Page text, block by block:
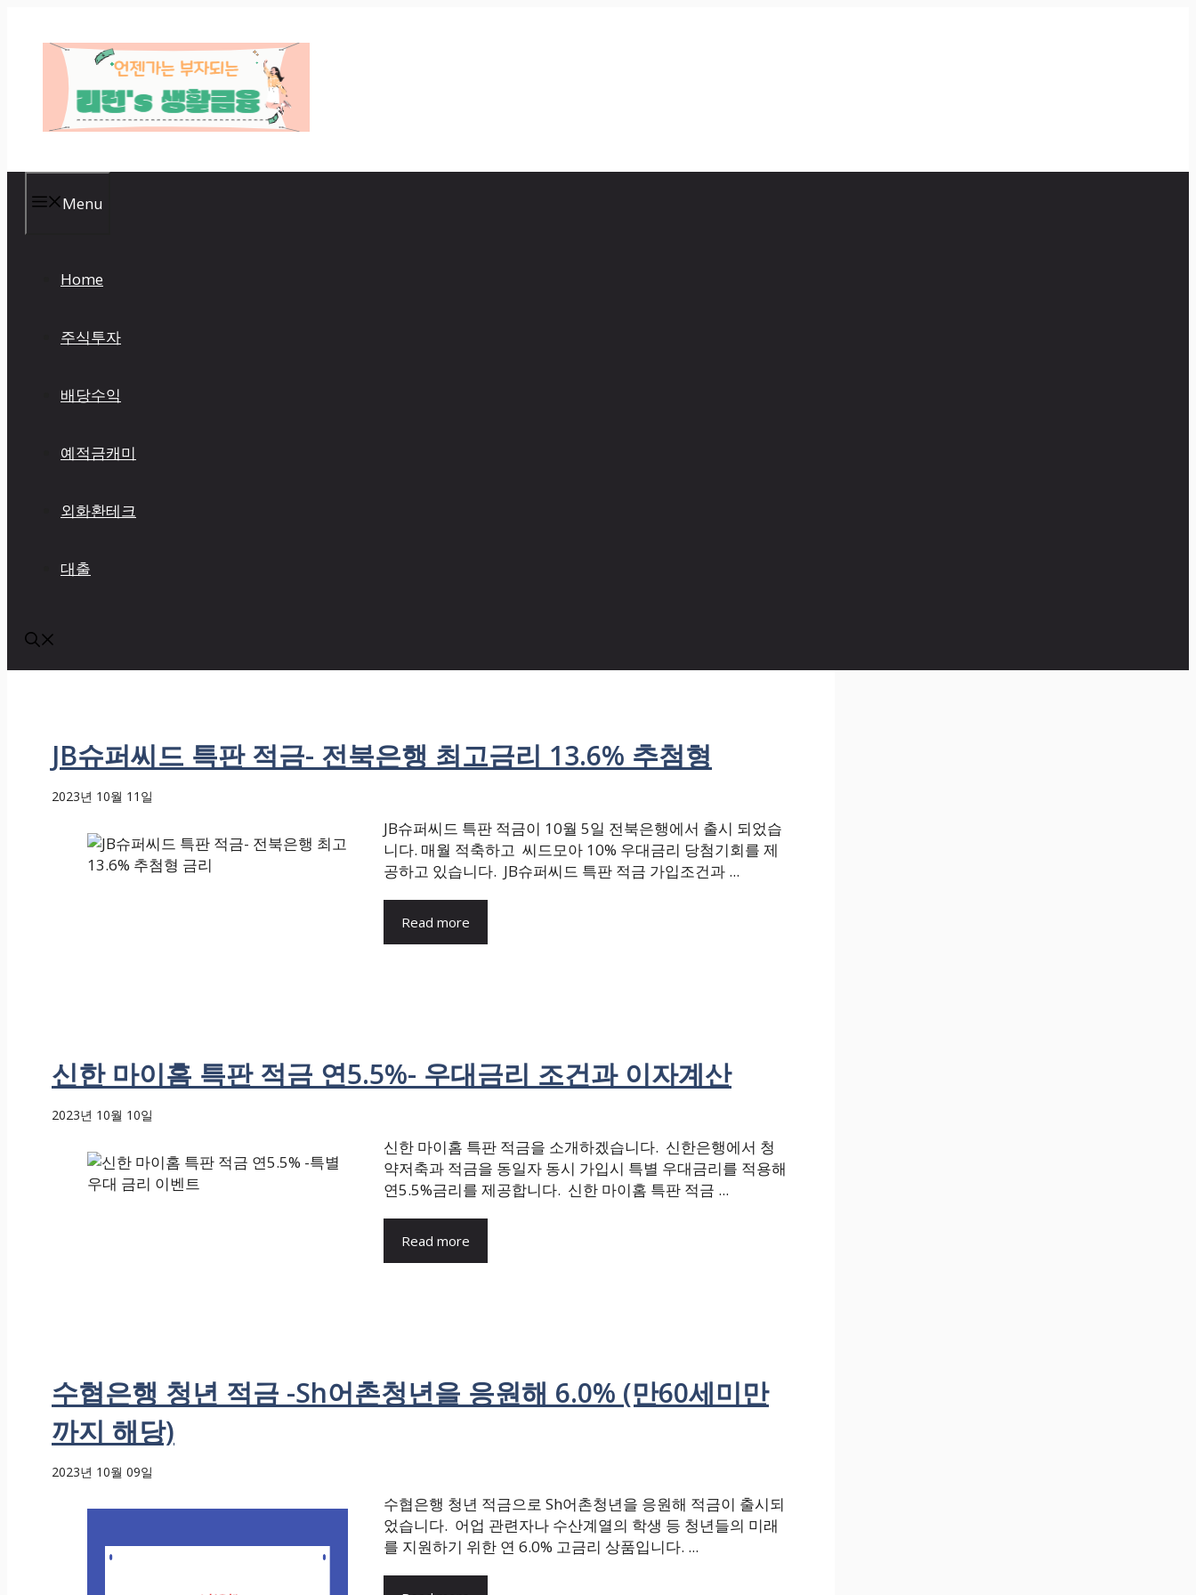
Menu
Home
주식투자
배당수익
예적금캐미
외화환테크
대출
JB슈퍼씨드 특판 적금- 전북은행 최고금리 13.6% 추첨형
2023년 10월 11일
JB슈퍼씨드 특판 적금이 10월 5일 전북은행에서 출시 되었습
니다. 매월 적축하고 씨드모아 10% 우대금리 당첨기회를 제
공하고 있습니다. JB슈퍼씨드 특판 적금 가입조건과 ...
Read more
신한 마이홈 특판 적금 연5.5%- 우대금리 조건과 이자계산
2023년 10월 10일
신한 마이홈 특판 적금을 소개하겠습니다. 신한은행에서 청
약저축과 적금을 동일자 동시 가입시 특별 우대금리를 적용해
연5.5%금리를 제공합니다. 신한 마이홈 특판 적금 ...
Read more
수협은행 청년 적금 -Sh어촌청년을 응원해 6.0% (만60세미만
까지 해당)
2023년 10월 09일
수협은행 청년 적금으로 Sh어촌청년을 응원해 적금이 출시되
었습니다. 어업 관련자나 수산계열의 학생 등 청년들의 미래
를 지원하기 위한 연 6.0% 고금리 상품입니다. ...